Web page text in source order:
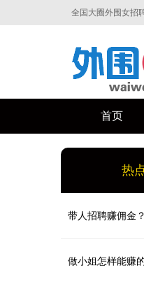
全国大圈外围女招
首页
热
带人招聘赚佣金
益链条与风险
做小姐怎样能赚